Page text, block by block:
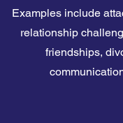
Examples include
relationship
friendships,